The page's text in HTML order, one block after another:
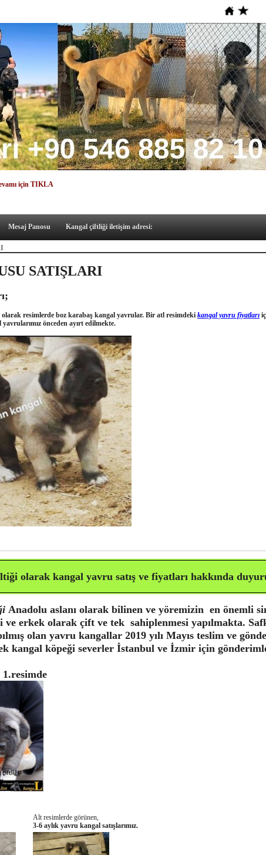
için TIKLA
Mesaj Panosu Kangal çiftliği iletişim adresi:
SATIŞLARI
olarak resimlerde boz karabaş kangal yavrular. Bir atl resimdeki kangal yavru fiyatları
önceden ayırt edilmekte.
olarak kangal yavru satış ve fiyatları hakkında
Anadolu aslanı olarak bilinen ve yöremizin en önemli
ve erkek olarak çift ve tek sahiplenmesi yapılmakta.
olan yavru kangallar 2019 yılı Mayıs teslim ve
kangal köpeği severler İstanbul ve İzmir için
1.resimde
Alt resimlerde görünen,
3-6 aylık yavru kangal satışlarımız.